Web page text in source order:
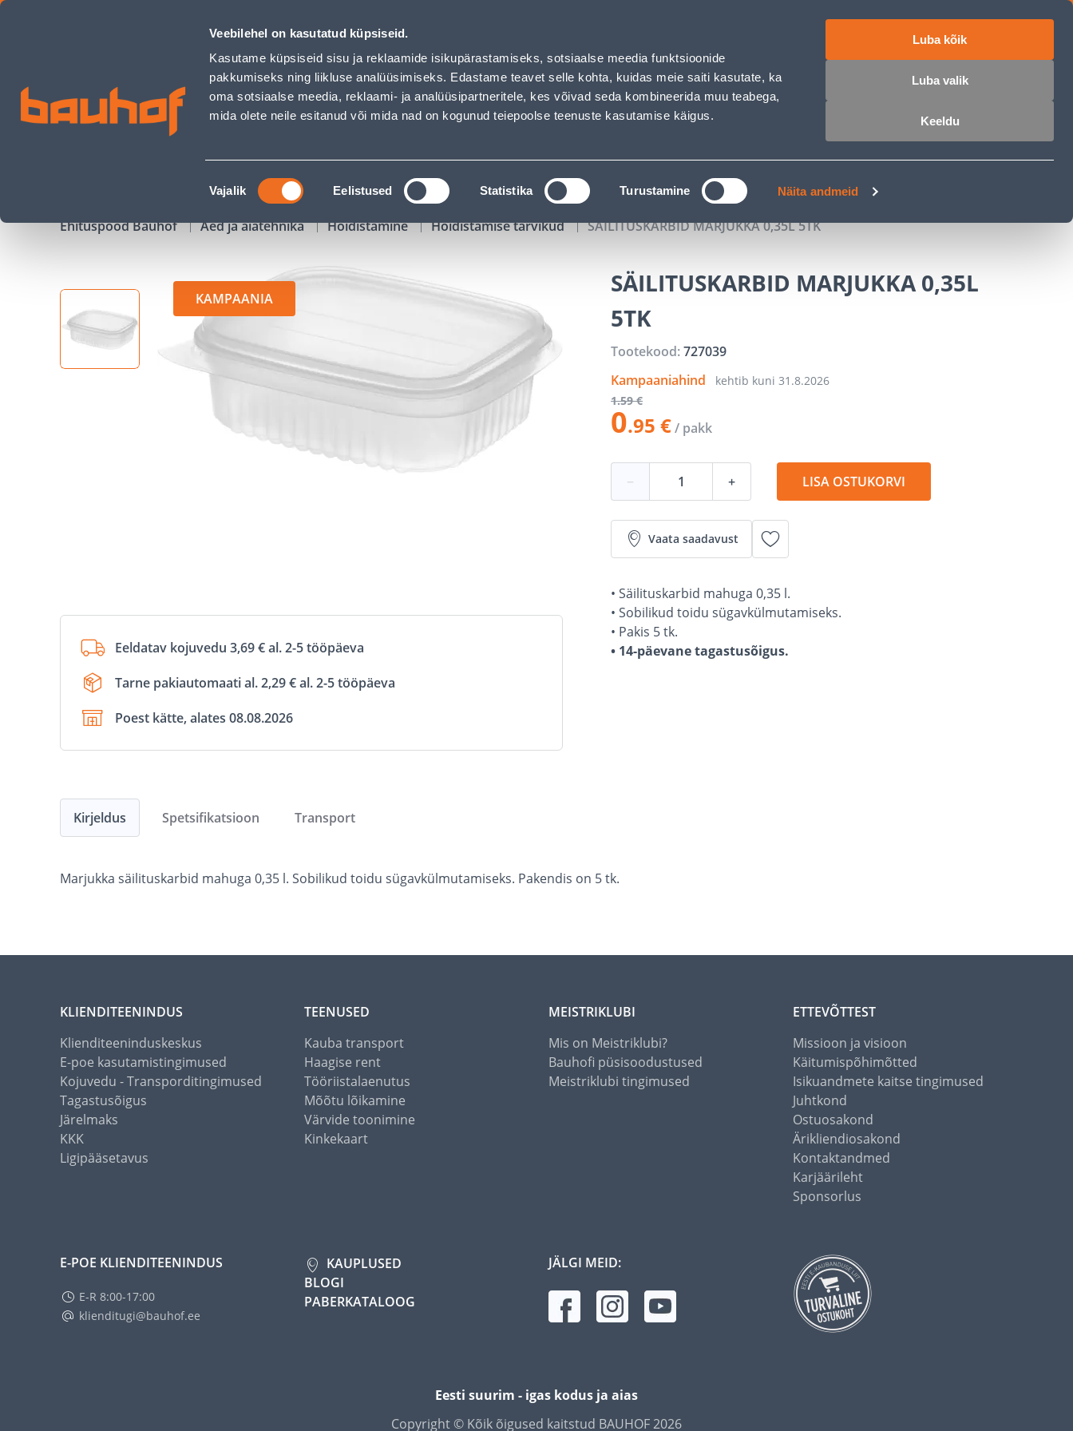
Veebilehel on kasutatud küpsiseid.
Kasutame küpsiseid sisu ja reklaamide isikupärastamiseks, sotsiaalse meedia funktsioonide
pakkumiseks ning liikluse analüüsimiseks. Edastame teavet selle kohta, kuidas meie saiti kasutate, ka
oma sotsiaalse meedia, reklaami- ja analüüsipartneritele, kes võivad seda kombineerida muu teabega,
mida olete neile esitanud või mida nad on kogunud teiepoolse teenuste kasutamise käigus.
Nõusoleku
valik
Vajalik Eelistused Statistika Turustamine Näita andmeid
Luba kõik
Luba valik
Keeldu
SÄILITUSKARBID MARJUKKA 0,35L 5TK - Bauhof has loaded
Äriklienditeenindus Klienditeenindus Teenused Karjäärileht
OTSI Logi sisse
KAMPAANIAD KATALOOGID TÖÖRIISTALAENUTUS JÄRELMAKS
Ehituspood Bauhof Aed ja aiatehnika Hoidistamine Hoidistamise tarvikud SÄILITUSKARBID MARJUKKA 0,35L 5TK
KAMPAANIA
Eeldatav kojuvedu 3,69 € al. 2-5 tööpäeva
Tarne pakiautomaati al. 2,29 € al. 2-5 tööpäeva
Poest kätte, alates 08.08.2026
SÄILITUSKARBID MARJUKKA 0,35L
5TK
Tootekood:727039
Kampaaniahind
kehtib kuni 31.8.2026
1.59 €
0.95 €/ pakk
− + LISA OSTUKORVI
Vaata saadavust
• Säilituskarbid mahuga 0,35 l.
• Sobilikud toidu sügavkülmutamiseks.
• Pakis 5 tk.
• 14-päevane tagastusõigus.
Kirjeldus
Marjukka säilituskarbid mahuga 0,35 l. Sobilikud toidu sügavkülmutamiseks. Pakendis on 5 tk.
Spetsifikatsioon Transport
KLIENDITEENINDUS
Klienditeeninduskeskus
E-poe kasutamistingimused
Kojuvedu - Transporditingimused
Tagastusõigus
Järelmaks
KKK
Ligipääsetavus
TEENUSED
Kauba transport
Haagise rent
Tööriistalaenutus
Mõõtu lõikamine
Värvide toonimine
Kinkekaart
MEISTRIKLUBI
Mis on Meistriklubi?
Bauhofi püsisoodustused
Meistriklubi tingimused
ETTEVÕTTEST
Missioon ja visioon
Käitumispõhimõtted
Isikuandmete kaitse tingimused
Juhtkond
Ostuosakond
Ärikliendiosakond
Kontaktandmed
Karjäärileht
Sponsorlus
E-POE KLIENDITEENINDUS
E-R 8:00-17:00
klienditugi@bauhof.ee
KAUPLUSED
BLOGI
PABERKATALOOG
JÄLGI MEID:
Eesti suurim - igas kodus ja aias
Copyright © Kõik õigused kaitstud BAUHOF 2026